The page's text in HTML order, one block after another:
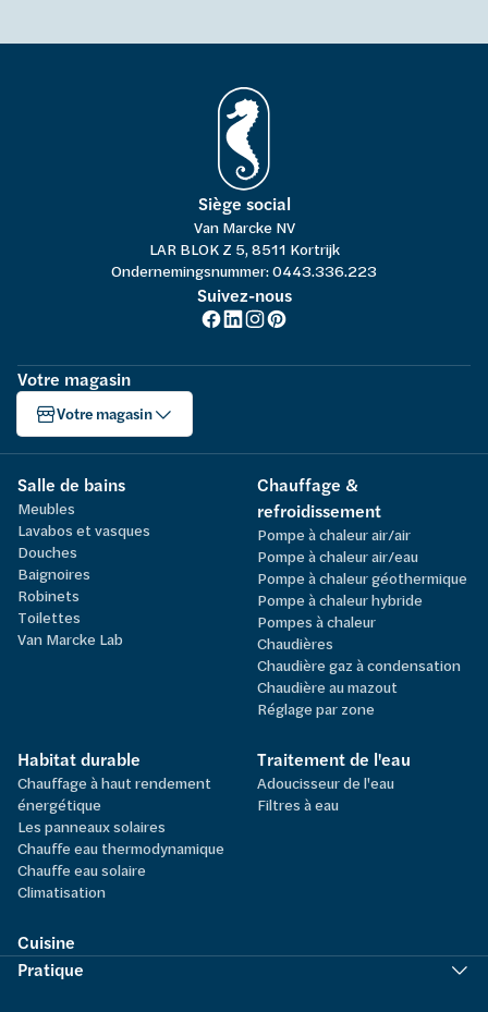
Siège social
Van Marcke NV
LAR BLOK Z 5, 8511 Kortrijk
Ondernemingsnummer: 0443.336.223
Suivez-nous
Votre magasin
Votre magasin
Salle de bains
Meubles
Lavabos et vasques
Douches
Baignoires
Robinets
Toilettes
Van Marcke Lab
Chauffage &
refroidissement
Pompe à chaleur air/air
Pompe à chaleur air/eau
Pompe à chaleur géothermique
Pompe à chaleur hybride
Pompes à chaleur
Chaudières
Chaudière gaz à condensation
Chaudière au mazout
Réglage par zone
Habitat durable
Chauffage à haut rendement
énergétique
Les panneaux solaires
Chauffe eau thermodynamique
Chauffe eau solaire
Climatisation
Traitement de l'eau
Adoucisseur de l'eau
Filtres à eau
Cuisine
Pratique